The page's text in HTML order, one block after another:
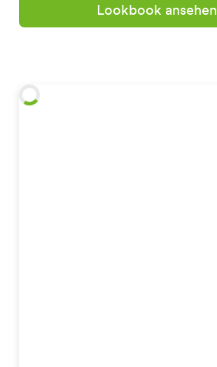
Lookbook ansehen